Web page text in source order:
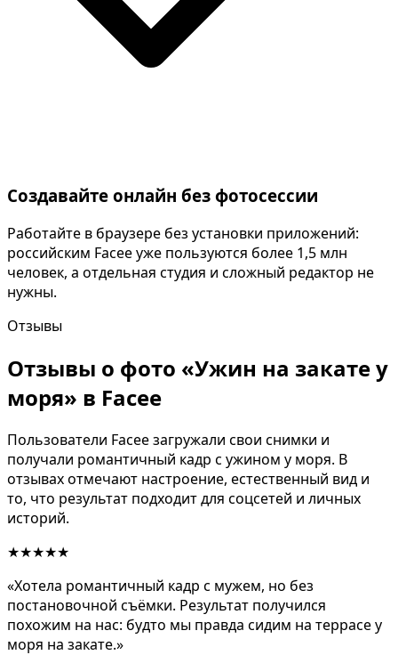
Создавайте онлайн без фотосессии
Работайте в браузере без установки приложений:
российским Facee уже пользуются более 1,5 млн
человек, а отдельная студия и сложный редактор не
нужны.
Отзывы
Отзывы о фото «Ужин на закате у
моря» в Facee
Пользователи Facee загружали свои снимки и
получали романтичный кадр с ужином у моря. В
отзывах отмечают настроение, естественный вид и
то, что результат подходит для соцсетей и личных
историй.
★★★★★
«Хотела романтичный кадр с мужем, но без
постановочной съёмки. Результат получился
похожим на нас: будто мы правда сидим на террасе у
моря на закате.»